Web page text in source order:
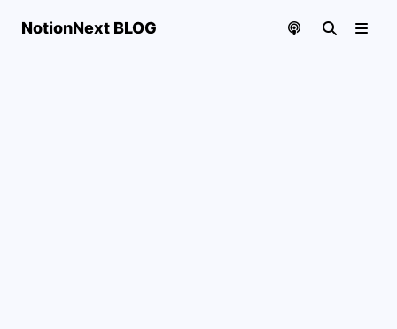
NotionNext BLOG